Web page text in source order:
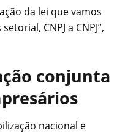
da lei que vamos
CNPJ a CNPJ”,
conjunta
nacional e